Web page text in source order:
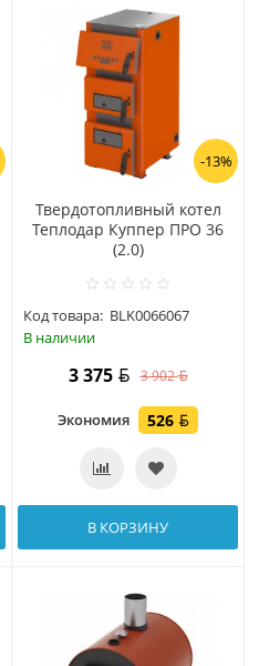
-13%
Твердотопливный котел
Теплодар Куппер ПРО 36
(2.0)
Код товара: BLK0066067
В наличии
3 375 3 902
Экономия 526
В КОРЗИНУ